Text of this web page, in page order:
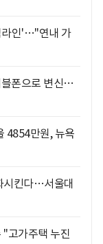
라인'…"연내 가
블폰으로 변신…
4854만원, 뉴욕
시킨다…서울대
"고가주택 누진